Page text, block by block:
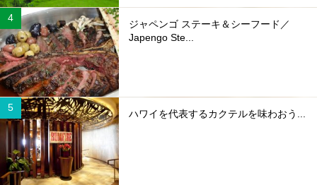
ジャペンゴ ステーキ＆シーフード／
Japengo Ste...
ハワイを代表するカクテルを味わおう...